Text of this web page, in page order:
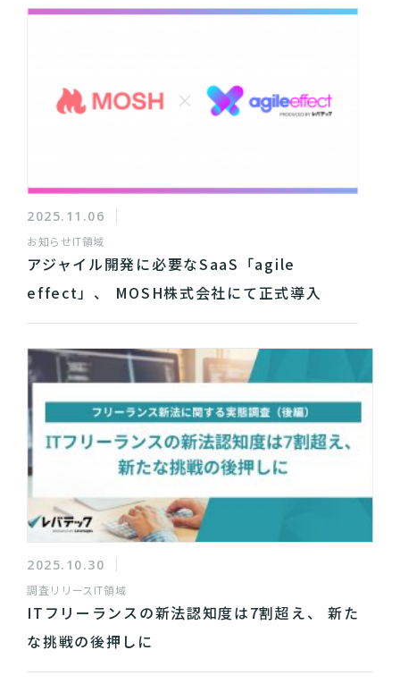
2025.11.06
お知らせIT領域
アジャイル開発に必要なSaaS「agile
effect」、 MOSH株式会社にて正式導入
2025.10.30
調査リリース IT領域
ITフリーランスの新法認知度は7割超え、 新た
な挑戦の後押しに